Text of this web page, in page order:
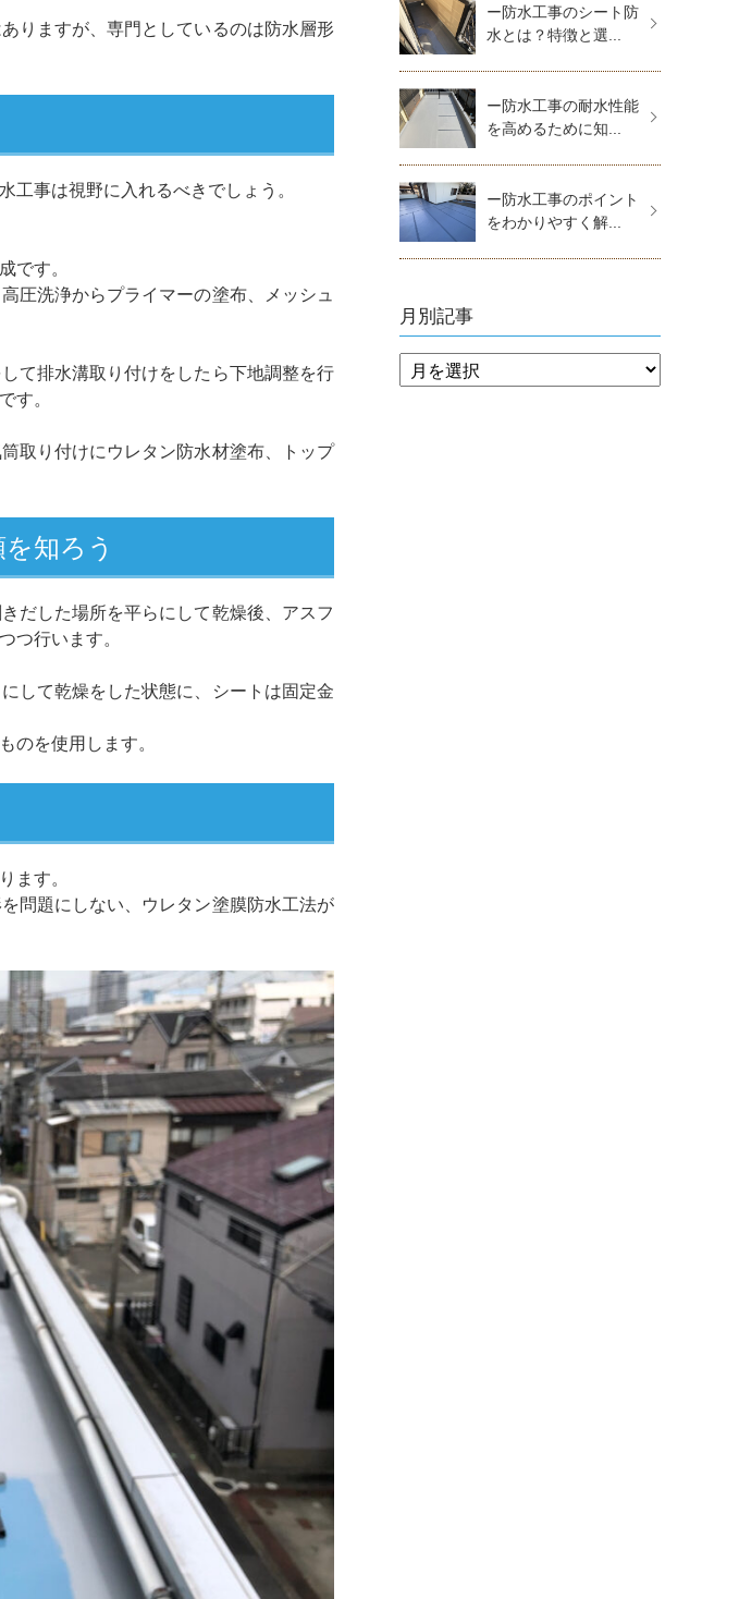
りますが、専門としているのは防水層形
工事は視野に入れるべきでしょう。
です。
圧洗浄からプライマーの塗布、メッシュ
て排水溝取り付けをしたら下地調整を行
す。
取り付けにウレタン防水材塗布、トップ
知ろう
だした場所を平らにして乾燥後、アスフ
つ行います。
して乾燥をした状態に、シートは固定金
のを使用します。
ます。
問題にしない、ウレタン塗膜防水工法が
ー防水工事のシート防
水とは？特徴と選...
ー防水工事の耐水性能
を高めるために知...
ー防水工事のポイント
をわかりやすく解...
月別記事